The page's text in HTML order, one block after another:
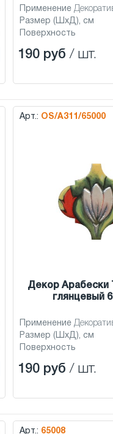
Применение
Размер (ШхД), см
Поверхность
190 руб / шт.
Арт.: OS/A311/65000
Декор Арабески
глянцевый
Применение
Размер (ШхД), см
Поверхность
190 руб / шт.
Арт.: 65008